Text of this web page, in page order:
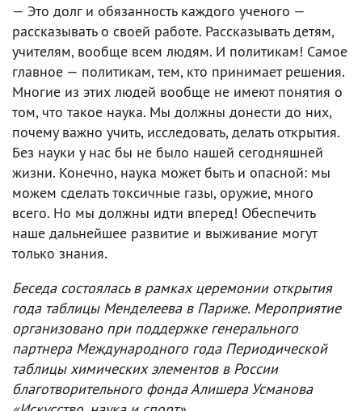
— Это долг и обязанность каждого ученого —
рассказывать о своей работе. Рассказывать детям,
учителям, вообще всем людям. И политикам! Самое
главное — политикам, тем, кто принимает решения.
Многие из этих людей вообще не имеют понятия о
том, что такое наука. Мы должны донести до них,
почему важно учить, исследовать, делать открытия.
Без науки у нас бы не было нашей сегодняшней
жизни. Конечно, наука может быть и опасной: мы
можем сделать токсичные газы, оружие, много
всего. Но мы должны идти вперед! Обеспечить
наше дальнейшее развитие и выживание могут
только знания.
Беседа состоялась в рамках церемонии открытия
года таблицы Менделеева в Париже. Мероприятие
организовано при поддержке генерального
партнера Международного года Периодической
таблицы химических элементов в России
благотворительного фонда Алишера Усманова